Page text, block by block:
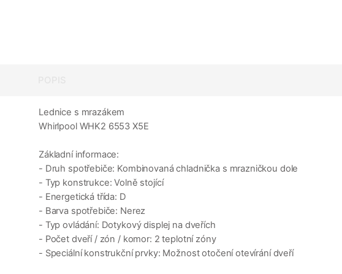
Lednice s mrazákem
Whirlpool WHK2 6553 X5E
Základní informace:
- Druh spotřebiče: Kombinovaná chladnička s mrazničkou dole
- Typ konstrukce: Volně stojící
- Energetická třída: D
- Barva spotřebiče: Nerez
- Typ ovládání: Dotykový displej na dveřích
- Počet dveří / zón / komor: 2 teplotní zóny
- Speciální konstrukční prvky: Možnost otočení otevírání dveří